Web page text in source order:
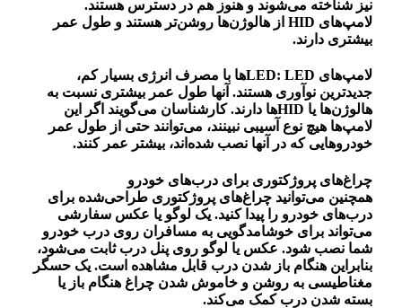
نیز شناخته می‌شوند و هنوز هم در دسترس هستند.
لامپ‌های HID از هالوژن‌ها روشن‌تر هستند و طول عمر
بیشتری دارند.
لامپ‌های LED: LEDها با مصرف انرژی بسیار کم،
جدیدترین نوآوری هستند. آنها طول عمر بیشتری نسبت به
هالوژن‌ها یا HIDها دارند. کارشناسان می‌گویند اگر این
لامپ‌ها هیچ نوع آسیبی نبینند، می‌توانند حتی از طول عمر
خودروهایی که در آنها نصب شده‌اند، بیشتر عمر کنند.
چراغ‌های پروژکتوری برای درب‌های خودرو
همچنین می‌توانید چراغ‌های پروژکتوری طراحی‌شده برای
درب‌های خودرو را پیدا کنید. یک لوگو یا عکس سفارشی
می‌تواند برای خوشامدگویی به مسافران روی درب خودرو
شما نصب شود. عکس یا لوگو روی پنل درب ثابت می‌شود،
بنابراین هنگام باز شدن درب قابل مشاهده است. یک حسگر
مغناطیسی به روشن و خاموش شدن چراغ هنگام باز یا
بسته شدن درب کمک می‌کند.